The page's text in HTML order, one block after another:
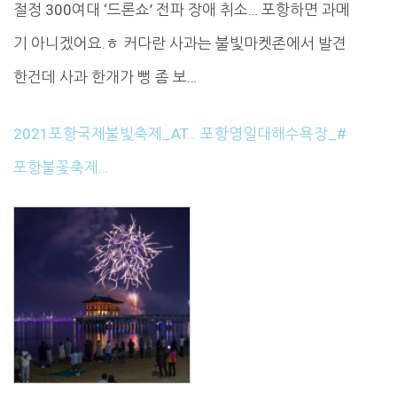
절정 300여대 ‘드론쇼’ 전파 장애 취소… 포항하면 과메
기 아니겠어요.ㅎ 커다란 사과는 불빛마켓존에서 발견
한건데 사과 한개가 뻥 좀 보…
2021포항국제불빛축제_AT… 포항영일대해수욕장_#
포항불꽃축제…